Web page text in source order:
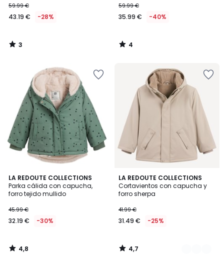
59.99 €
43.19 € -28%
3
/
59.99 €
35.99 € -40%
4
/
LA REDOUTE COLLECTIONS
Parka cálida con capucha,
forro tejido mullido
45.99 €
32.19 € -30%
4,8
/ 5
4,8
/
LA REDOUTE COLLECTIONS
Cortavientos con capucha y
forro sherpa
41.99 €
31.49 € -25%
4,7
/ 5
3
Colores
4,7
/